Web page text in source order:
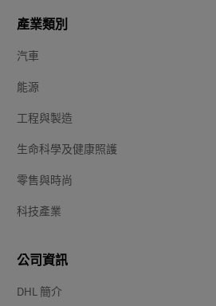
產業類別
汽車
能源
工程與製造
生命科學及健康照護
零售與時尚
科技產業
公司資訊
DHL 簡介